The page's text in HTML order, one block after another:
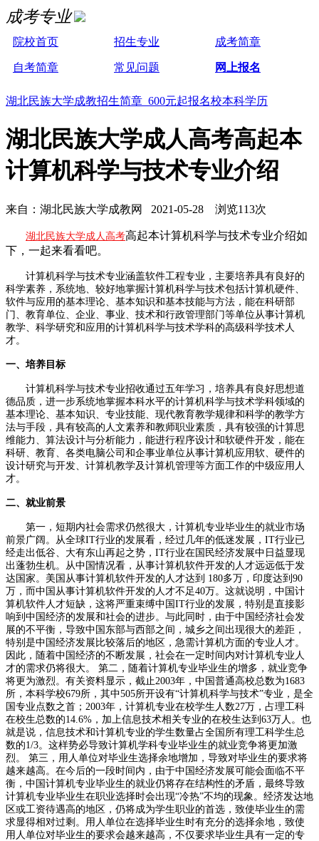
成考专业
院校首页 招生专业 成考简章
自考简章 常见问题 网上报名
湖北民族大学成教招生简章 600元起报名校本科学历
湖北民族大学成人高考高起本
计算机科学与技术专业介绍
来自：湖北民族大学成教网 2021-05-28 浏览113次
湖北民族大学成人高考高起本计算机科学与技术专业介绍如
下，一起来看看吧。
计算机科学与技术专业涵盖软件工程专业，主要培养具有良好的
科学素养，系统地、较好地掌握计算机科学与技术包括计算机硬件、
软件与应用的基本理论、基本知识和基本技能与方法，能在科研部
门、教育单位、企业、事业、技术和行政管理部门等单位从事计算机
教学、科学研究和应用的计算机科学与技术学科的高级科学技术人
才。
一、培养目标
计算机科学与技术专业招收通过五年学习，培养具有良好思想道
德品质，进一步系统地掌握本科水平的计算机科学与技术学科领域的
基本理论、基本知识、专业技能、现代教育教学规律和科学的教学方
法与手段，具有较高的人文素养和教师职业素质，具有较强的计算思
维能力、算法设计与分析能力，能进行程序设计和软硬件开发，能在
科研、教育、各类电脑公司和企事业单位从事计算机应用软、硬件的
设计研究与开发、计算机教学及计算机管理等方面工作的中级应用人
才。
二、就业前景
第一，短期内社会需求仍然很大，计算机专业毕业生的就业市场
前景广阔。从全球IT行业的发展看，经过几年的低迷发展，IT行业已
经走出低谷、大有东山再起之势，IT行业在国民经济发展中日益显现
出蓬勃生机。从中国情况看，从事计算机软件开发的人才远远低于发
达国家。美国从事计算机软件开发的人才达到 180多万，印度达到90
万，而中国从事计算机软件开发的人才不足40万。这就说明，中国计
算机软件人才短缺，这将严重束缚中国IT行业的发展，特别是直接影
响到中国经济的发展和社会的进步。与此同时，由于中国经济社会发
展的不平衡，导致中国东部与西部之间，城乡之间出现很大的差距，
特别是中国经济发展比较落后的地区，急需计算机方面的专业人才。
因此，随着中国经济的不断发展，社会在一定时间内对计算机专业人
才的需求仍将很大。 第二，随着计算机专业毕业生的增多，就业竞争
将更为激烈。有关资料显示，截止2003年，中国普通高校总数为1683
所，本科学校679所，其中505所开设有“计算机科学与技术”专业，是全
国专业点数之首；2003年，计算机专业在校学生人数27万，占理工科
在校生总数的14.6%，加上信息技术相关专业的在校生达到63万人。也
就是说，信息技术和计算机专业的学生数量占全国所有理工科学生总
数的1/3。这样势必导致计算机学科专业毕业生的就业竞争将更加激
烈。 第三，用人单位对毕业生选择余地增加，导致对毕业生的要求将
越来越高。在今后的一段时间内，由于中国经济发展可能会面临不平
衡，中国计算机专业毕业生的就业仍将存在结构性的矛盾，最终导致
计算机专业毕业生在职业选择时会出现“冷热”不均的现象。经济发达地
区或工资待遇高的地区，仍将成为学生职业的首选，致使毕业生的需
求显得相对过剩。用人单位在选择毕业生时有充分的选择余地，致使
用人单位对毕业生的要求会越来越高，不仅要求毕业生具有一定的专